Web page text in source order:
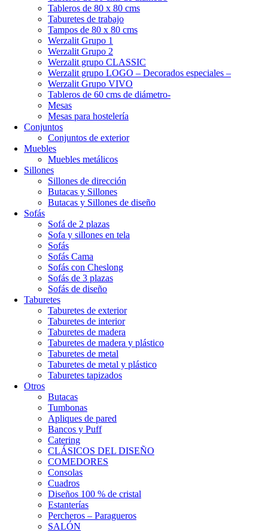
Tableros de 80 x 80 cms
Taburetes de trabajo
Tampos de 80 x 80 cms
Werzalit Grupo 1
Werzalit Grupo 2
Werzalit grupo CLASSIC
Werzalit grupo LOGO – Decorados especiales –
Werzalit Grupo VIVO
Tableros de 60 cms de diámetro-
Mesas
Mesas para hostelería
Conjuntos
Conjuntos de exterior
Muebles
Muebles metálicos
Sillones
Sillones de dirección
Butacas y Sillones
Butacas y Sillones de diseño
Sofás
Sofá de 2 plazas
Sofa y sillones en tela
Sofás
Sofás Cama
Sofás con Cheslong
Sofás de 3 plazas
Sofás de diseño
Taburetes
Taburetes de exterior
Taburetes de interior
Taburetes de madera
Taburetes de madera y plástico
Taburetes de metal
Taburetes de metal y plástico
Taburetes tapizados
Otros
Butacas
Tumbonas
Apliques de pared
Bancos y Puff
Catering
CLÁSICOS DEL DISEÑO
COMEDORES
Consolas
Cuadros
Diseños 100 % de cristal
Estanterías
Percheros – Paragueros
SALÓN